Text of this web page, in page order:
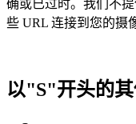
确或已过时。我们不
些 URL 连接到您的摄
以"S"开头的